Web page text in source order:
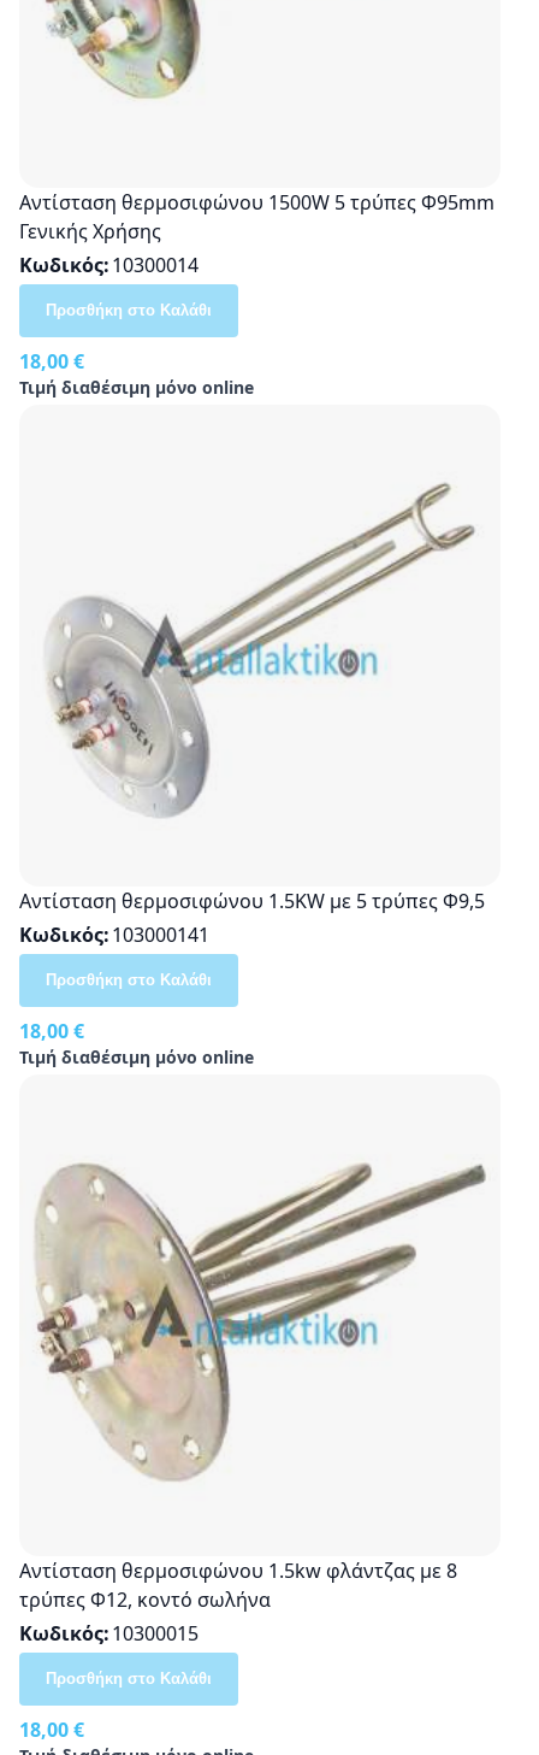
Αντίσταση θερμοσιφώνου 1500W 5 τρύπες Φ95mm
Γενικής Χρήσης
Κωδικός 10300014
18,00 €
Τιμή διαθέσιμη μόνο online
Προσθήκη στο Καλάθι
Αντίσταση θερμοσιφώνου 1.5KW με 5 τρύπες Φ9,5
Κωδικός 103000141
18,00 €
Τιμή διαθέσιμη μόνο online
Προσθήκη στο Καλάθι
Αντίσταση θερμοσιφώνου 1.5kw φλάντζας με 8
τρύπες Φ12, κοντό σωλήνα
Κωδικός 10300015
18,00 €
Προσθήκη στο Καλάθι